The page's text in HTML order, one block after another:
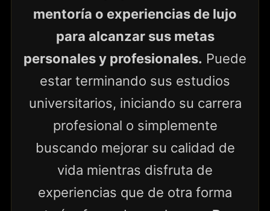
mentoría o experiencias de lujo
para alcanzar sus metas
personales y profesionales. Puede
estar terminando sus estudios
universitarios, iniciando su carrera
profesional o simplemente
buscando mejorar su calidad de
vida mientras disfruta de
experiencias que de otra forma